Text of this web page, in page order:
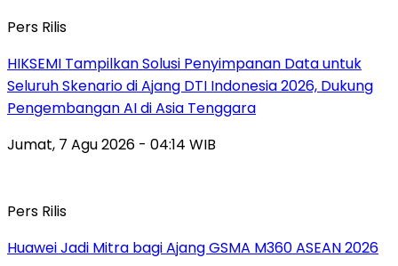
Pers Rilis
HIKSEMI Tampilkan Solusi Penyimpanan Data untuk
Seluruh Skenario di Ajang DTI Indonesia 2026, Dukung
Pengembangan AI di Asia Tenggara
Jumat, 7 Agu 2026 - 04:14 WIB
Pers Rilis
Huawei Jadi Mitra bagi Ajang GSMA M360 ASEAN 2026